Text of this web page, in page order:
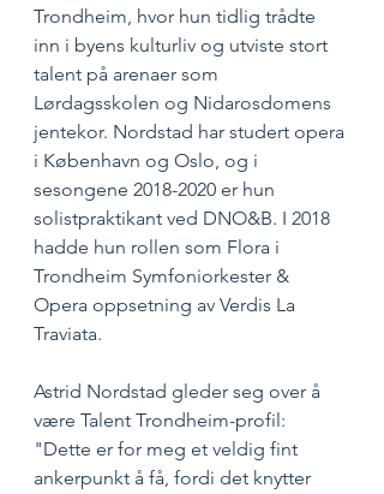
Trondheim, hvor hun tidlig trådte
inn i byens kulturliv og utviste stort
talent på arenaer som
Lørdagsskolen og Nidarosdomens
jentekor. Nordstad har studert opera
i København og Oslo, og i
sesongene 2018-2020 er hun
solistpraktikant ved DNO&B. I 2018
hadde hun rollen som Flora i
Trondheim Symfoniorkester &
Opera oppsetning av Verdis La
Traviata.
Astrid Nordstad gleder seg over å
være Talent Trondheim-profil:
"Dette er for meg et veldig fint
ankerpunkt å få, fordi det knytter